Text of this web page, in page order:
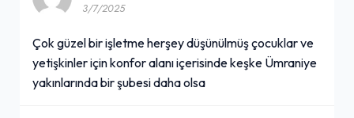
3/7/2025
Çok güzel bir işletme herşey düşünülmüş çocuklar ve
yetişkinler için konfor alanı içerisinde keşke Ümraniye
yakınlarında bir şubesi daha olsa